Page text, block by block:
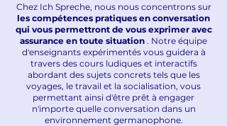
Chez Ich Spreche, nous nous concentrons sur
les compétences pratiques en conversation
qui vous permettront de vous exprimer avec
assurance en toute situation . Notre équipe
d'enseignants expérimentés vous guidera à
travers des cours ludiques et interactifs
abordant des sujets concrets tels que les
voyages, le travail et la socialisation, vous
permettant ainsi d'être prêt à engager
n'importe quelle conversation dans un
environnement germanophone.